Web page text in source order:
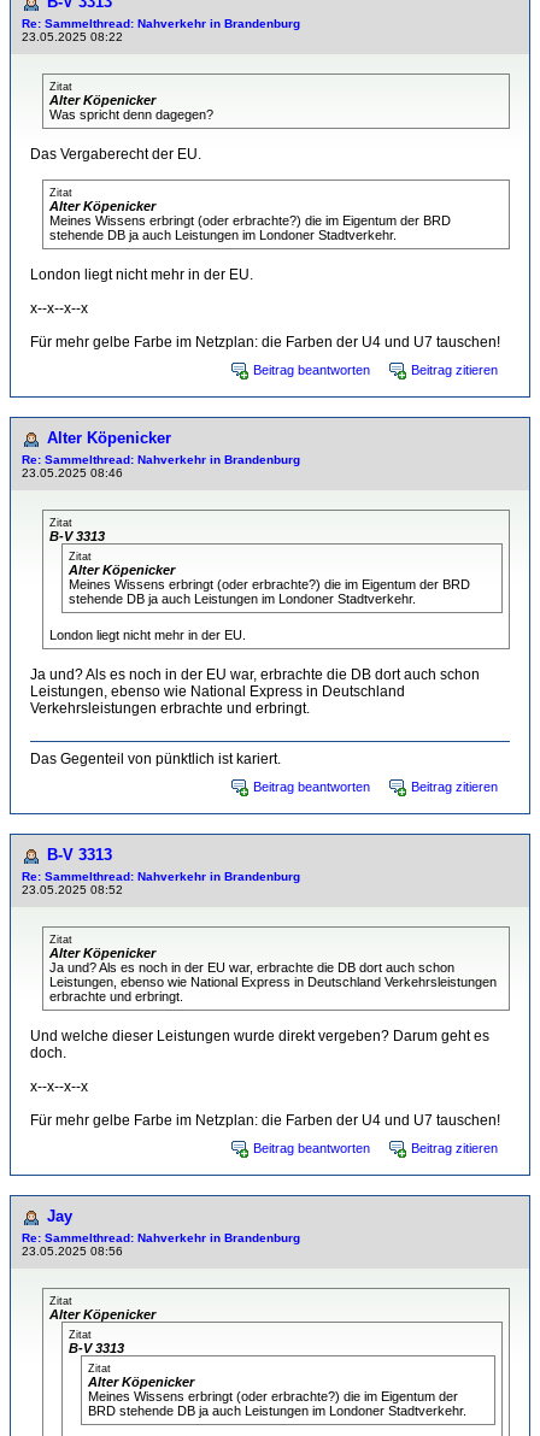
Re: Sammelthread: Nahverkehr in Brandenburg
23.05.2025 08:22
Zitat
Alter Köpenicker
Was spricht denn dagegen?
Das Vergaberecht der EU.
Zitat
Alter Köpenicker
Meines Wissens erbringt (oder erbrachte?) die im Eigentum der BRD
stehende DB ja auch Leistungen im Londoner Stadtverkehr.
London liegt nicht mehr in der EU.
x--x--x--x
Für mehr gelbe Farbe im Netzplan: die Farben der U4 und U7 tauschen!
Beitrag beantworten Beitrag zitieren
Alter Köpenicker
Re: Sammelthread: Nahverkehr in Brandenburg
23.05.2025 08:46
Zitat
B-V 3313
Zitat
Alter Köpenicker
Meines Wissens erbringt (oder erbrachte?) die im Eigentum der BRD
stehende DB ja auch Leistungen im Londoner Stadtverkehr.
London liegt nicht mehr in der EU.
Ja und? Als es noch in der EU war, erbrachte die DB dort auch schon
Leistungen, ebenso wie National Express in Deutschland
Verkehrsleistungen erbrachte und erbringt.
Das Gegenteil von pünktlich ist kariert.
Beitrag beantworten Beitrag zitieren
B-V 3313
Re: Sammelthread: Nahverkehr in Brandenburg
23.05.2025 08:52
Zitat
Alter Köpenicker
Ja und? Als es noch in der EU war, erbrachte die DB dort auch schon
Leistungen, ebenso wie National Express in Deutschland Verkehrsleistungen
erbrachte und erbringt.
Und welche dieser Leistungen wurde direkt vergeben? Darum geht es
doch.
x--x--x--x
Für mehr gelbe Farbe im Netzplan: die Farben der U4 und U7 tauschen!
Beitrag beantworten Beitrag zitieren
Jay
Re: Sammelthread: Nahverkehr in Brandenburg
23.05.2025 08:56
Zitat
Alter Köpenicker
Zitat
B-V 3313
Zitat
Alter Köpenicker
Meines Wissens erbringt (oder erbrachte?) die im Eigentum der
BRD stehende DB ja auch Leistungen im Londoner Stadtverkehr.